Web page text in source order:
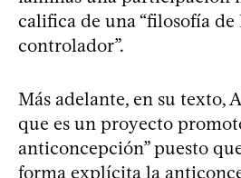
califica de una “filosofía de
controlador”.
Más adelante, en su texto,
que es un proyecto
anticoncepción” puesto
forma explícita la